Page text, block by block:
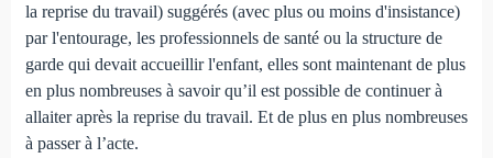
la reprise du travail) suggérés (avec plus ou moins d'insistance)
par l'entourage, les professionnels de santé ou la structure de
garde qui devait accueillir l'enfant, elles sont maintenant de plus
en plus nombreuses à savoir qu’il est possible de continuer à
allaiter après la reprise du travail. Et de plus en plus nombreuses
à passer à l’acte.